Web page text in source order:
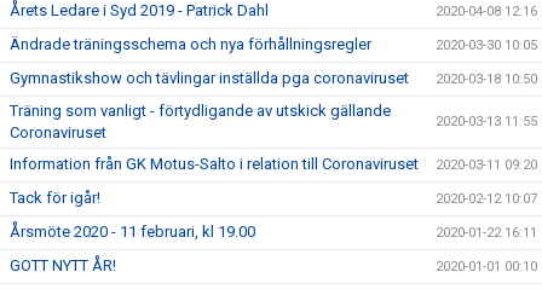
Årets Ledare i Syd 2019 - Patrick Dahl 2020-04-08 12:16
Ändrade träningsschema och nya förhållningsregler 2020-03-30 10:05
Gymnastikshow och tävlingar inställda pga coronaviruset 2020-03-18 10:50
Träning som vanligt - förtydligande av utskick gällande
Coronaviruset
2020-03-13 11:55
Information från GK Motus-Salto i relation till Coronaviruset 2020-03-11 09:20
Tack för igår! 2020-02-12 10:07
Årsmöte 2020 - 11 februari, kl 19.00 2020-01-22 16:11
GOTT NYTT ÅR! 2020-01-01 00:10